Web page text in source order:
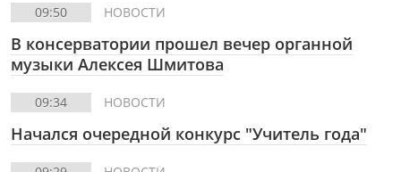
09:50 НОВОСТИ
В консерватории прошел вечер органной
музыки Алексея Шмитова
09:34 НОВОСТИ
Начался очередной конкурс "Учитель года"